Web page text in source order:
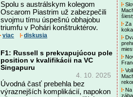
Spolu s austrálskym kolegom
Oscarom Piastrim už zabezpečili
svojmu tímu úspešnú obhajobu
triumfu v Pohári konštruktérov.
viac diskusia
F1: Russell s prekvapujúcou pole
position v kvalifikácii na VC
Singapuru
4. 10. 2025
Úvodná časť prebehla bez
výraznejších komplikácií, napokon
Za